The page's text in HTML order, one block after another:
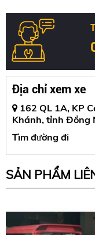
Địa chỉ xem xe
162 QL 1A, KP
Khánh, tỉnh Đồng
Tìm đường đi
SẢN PHẨM